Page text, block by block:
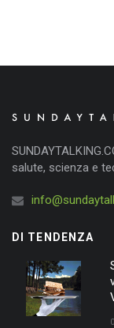
salute, scienza e
DI TENDENZA